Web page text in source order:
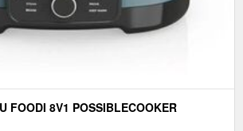
FOODI 8V1 POSSIBLECOOKER